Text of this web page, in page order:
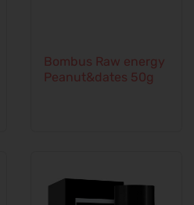
Bombus Raw energy
Peanut&dates 50g